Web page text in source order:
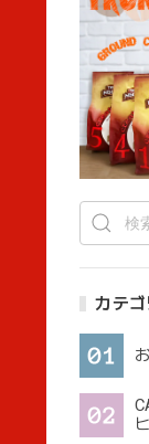
カテ